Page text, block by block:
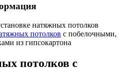
натяжных потолков
потолков с побелочными,
из гипсокартона
потолков с